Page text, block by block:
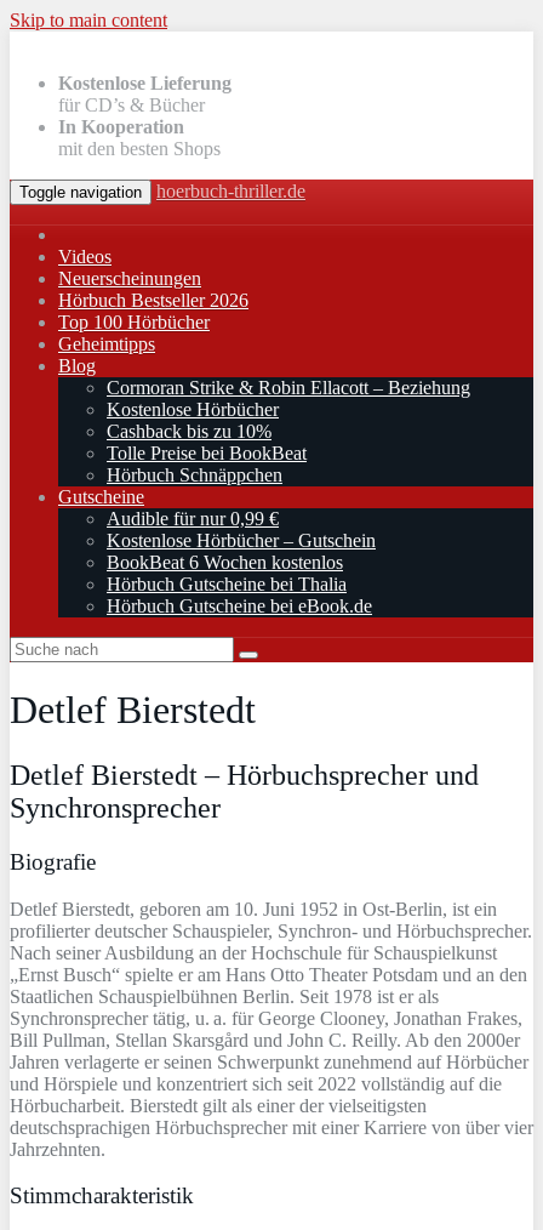
Skip to main content
Kostenlose Lieferung
für CD’s & Bücher
In Kooperation
mit den besten Shops
Toggle navigation hoerbuch-thriller.de
Videos
Neuerscheinungen
Hörbuch Bestseller 2026
Top 100 Hörbücher
Geheimtipps
Blog
Cormoran Strike & Robin Ellacott – Beziehung
Kostenlose Hörbücher
Cashback bis zu 10%
Tolle Preise bei BookBeat
Hörbuch Schnäppchen
Gutscheine
Audible für nur 0,99 €
Kostenlose Hörbücher – Gutschein
BookBeat 6 Wochen kostenlos
Hörbuch Gutscheine bei Thalia
Hörbuch Gutscheine bei eBook.de
Detlef Bierstedt
Detlef Bierstedt – Hörbuchsprecher und
Synchronsprecher
Biografie
Detlef Bierstedt, geboren am 10. Juni 1952 in Ost-Berlin, ist ein
profilierter deutscher Schauspieler, Synchron- und Hörbuchsprecher.
Nach seiner Ausbildung an der Hochschule für Schauspielkunst
„Ernst Busch“ spielte er am Hans Otto Theater Potsdam und an den
Staatlichen Schauspielbühnen Berlin. Seit 1978 ist er als
Synchronsprecher tätig, u. a. für George Clooney, Jonathan Frakes,
Bill Pullman, Stellan Skarsgård und John C. Reilly. Ab den 2000er
Jahren verlagerte er seinen Schwerpunkt zunehmend auf Hörbücher
und Hörspiele und konzentriert sich seit 2022 vollständig auf die
Hörbucharbeit. Bierstedt gilt als einer der vielseitigsten
deutschsprachigen Hörbuchsprecher mit einer Karriere von über vier
Jahrzehnten.
Stimmcharakteristik